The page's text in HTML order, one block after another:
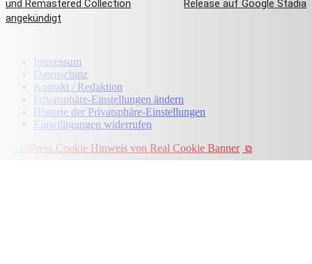
und Remastered Collection
angekündigt
Release auf Google Stadia
Impressum
Datenschutz
Kontakt / Redaktion
Privatsphäre-Einstellungen ändern
Historie der Privatsphäre-Einstellungen
Einwilligungen widerrufen
WordPress Cookie Hinweis von Real Cookie Banner